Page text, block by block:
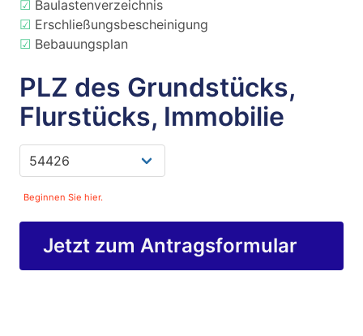
☑ Baulastenverzeichnis
☑ Erschließungsbescheinigung
☑ Bebauungsplan
PLZ des Grundstücks,
Flurstücks, Immobilie
Beginnen Sie hier.
Jetzt zum Antragsformular